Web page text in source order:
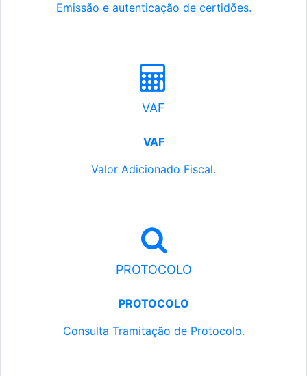
Emissão e autenticação de certidões.
VAF
VAF
Valor Adicionado Fiscal.
PROTOCOLO
PROTOCOLO
Consulta Tramitação de Protocolo.